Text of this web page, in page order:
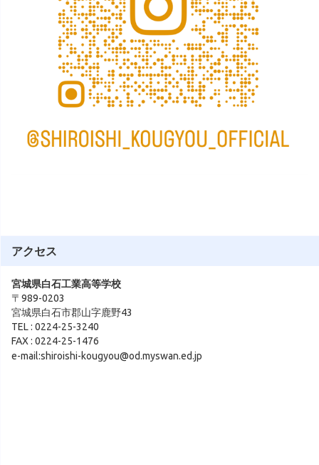
アクセス
宮城県白石工業高等学校
〒989-0203
宮城県白石市郡山字鹿野43
TEL : 0224-25-3240
FAX : 0224-25-1476
e-mail:shiroishi-kougyou@od.myswan.ed.jp